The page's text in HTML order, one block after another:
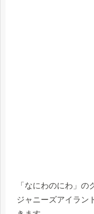
「なにわのにわ」の
ジャニーズアイラン